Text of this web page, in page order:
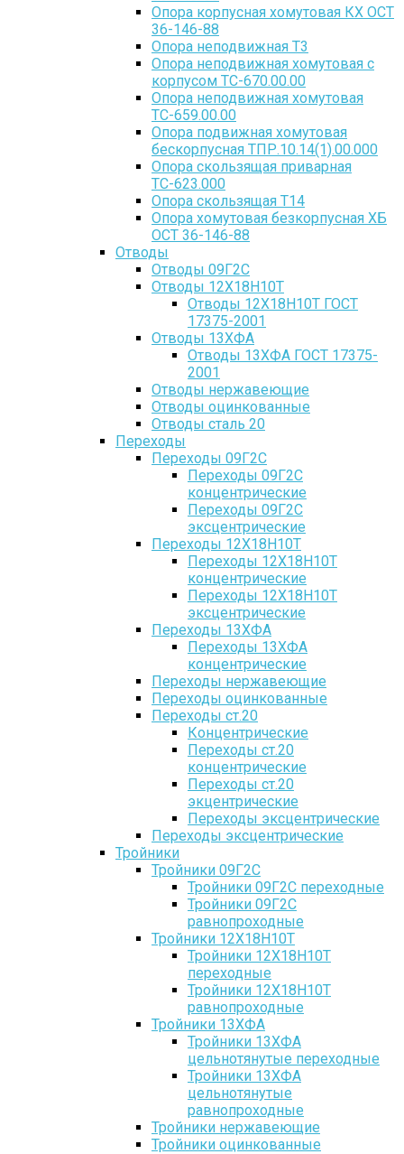
Опора корпусная хомутовая КХ ОСТ
36-146-88
Опора неподвижная Т3
Опора неподвижная хомутовая с
корпусом ТС-670.00.00
Опора неподвижная хомутовая
ТС-659.00.00
Опора подвижная хомутовая
бескорпусная ТПР.10.14(1).00.000
Опора скользящая приварная
ТС-623.000
Опора скользящая Т14
Опора хомутовая безкорпусная ХБ
ОСТ 36-146-88
Отводы
Отводы 09Г2С
Отводы 12Х18Н10Т
Отводы 12Х18Н10Т ГОСТ
17375-2001
Отводы 13ХФА
Отводы 13ХФА ГОСТ 17375-
2001
Отводы нержавеющие
Отводы оцинкованные
Отводы сталь 20
Переходы
Переходы 09Г2С
Переходы 09Г2С
концентрические
Переходы 09Г2С
эксцентрические
Переходы 12Х18Н10Т
Переходы 12Х18Н10Т
концентрические
Переходы 12Х18Н10Т
эксцентрические
Переходы 13ХФА
Переходы 13ХФА
концентрические
Переходы нержавеющие
Переходы оцинкованные
Переходы ст.20
Концентрические
Переходы ст.20
концентрические
Переходы ст.20
экцентрические
Переходы эксцентрические
Переходы эксцентрические
Тройники
Тройники 09Г2С
Тройники 09Г2С переходные
Тройники 09Г2С
равнопроходные
Тройники 12Х18Н10Т
Тройники 12Х18Н10Т
переходные
Тройники 12Х18Н10Т
равнопроходные
Тройники 13ХФА
Тройники 13ХФА
цельнотянутые переходные
Тройники 13ХФА
цельнотянутые
равнопроходные
Тройники нержавеющие
Тройники оцинкованные